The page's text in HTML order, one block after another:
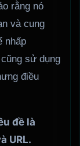
rằng nó
và cung
nhấp
sử dụng
điều
đề là
URL.